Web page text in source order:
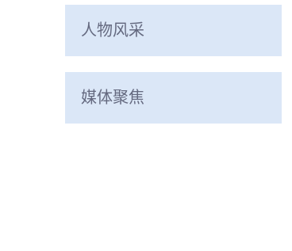
人物风采
媒体聚焦